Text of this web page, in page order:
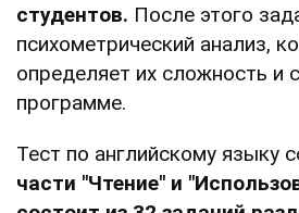
студентов. После этого
психометрический анализ,
определяет их сложность и
программе.
Тест по английскому языку
части "Чтение" и